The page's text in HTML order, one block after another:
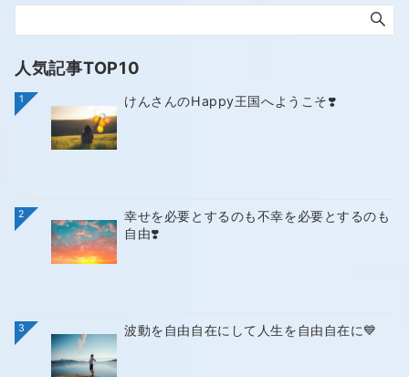
人気記事TOP10
1 けんさんのHappy王国へようこそ❣️
2
幸せを必要とするのも不幸を必要とするのも
自由❣️
3 波動を自由自在にして人生を自由自在に💙